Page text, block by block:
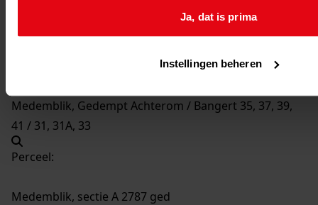
Ja, dat is prima
Instellingen beheren
Medemblik, Gedempt Achterom 41
Medemblik, Gedempt Achterom / Bangert 35, 37, 39,
41 / 31, 31A, 33
Perceel:
Medemblik, sectie A 2787 ged